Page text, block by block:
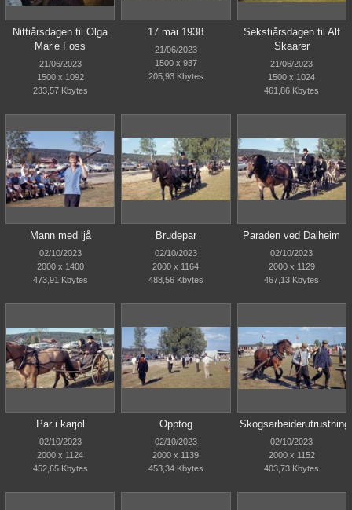
Nittiårsdagen til Olga
Marie Foss
21/06/2023
1500 x 1092
233,57 Kbytes
17 mai 1938
21/06/2023
1500 x 937
205,93 Kbytes
Sekstiårsdagen til Alf
Skaarer
21/06/2023
1500 x 1024
461,86 Kbytes
Mann med ljå
02/10/2023
2000 x 1400
473,91 Kbytes
Brudepar
02/10/2023
2000 x 1164
488,56 Kbytes
Paraden ved Dalheim
02/10/2023
2000 x 1129
467,13 Kbytes
Par i karjol
02/10/2023
2000 x 1124
452,65 Kbytes
Opptog
02/10/2023
2000 x 1139
453,34 Kbytes
Skogsarbeiderutrustning
02/10/2023
2000 x 1152
403,73 Kbytes